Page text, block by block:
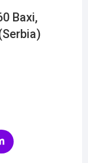
Baxi,